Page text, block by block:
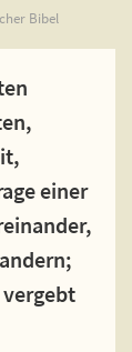
Bibel
einer